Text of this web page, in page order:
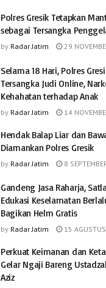
Polres Gresik Tetapkan
sebagai Tersangka
by Radar Jatim 29
Selama 18 Hari, Polres
Tersangka Judi Online,
Kehahatan terhadap Anak
by Radar Jatim 14
Hendak Balap Liar dan
Diamankan Polres Gresik
by Radar Jatim 8
Gandeng Jasa Raharja,
Edukasi Keselamatan
Bagikan Helm Gratis
by Radar Jatim 15
Perkuat Keimanan dan
Gelar Ngaji Bareng
Aziz